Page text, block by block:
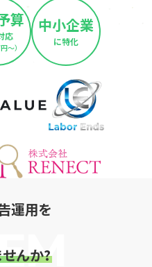
算
応
～）
中小企業
に特化
運用を
んか?